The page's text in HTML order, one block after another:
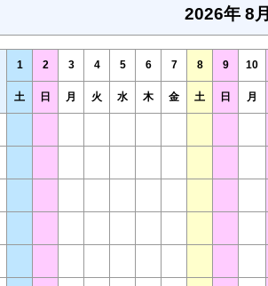
2026年 8月
1 2 3 4 5 6 7 8 9 10
土 日 月 火 水 木 金 土 日 月